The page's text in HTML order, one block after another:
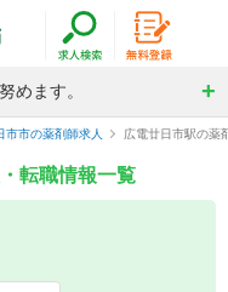
めます。
市市の薬剤師求人 広電廿日市駅の薬
転職情報一覧